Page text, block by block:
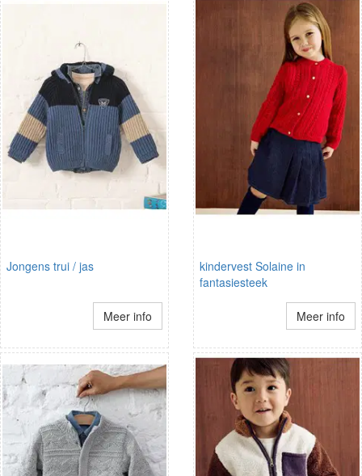
Jongens trui / jas
Meer info
kindervest Solaine in
fantasiesteek
Meer info